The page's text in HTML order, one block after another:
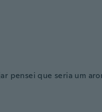
pensei que seria um